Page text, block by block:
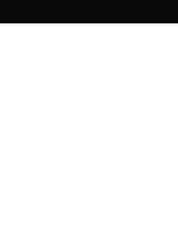
vặt và phù du: từ sở